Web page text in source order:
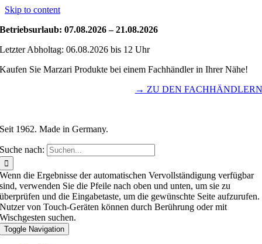
Skip to content
Betriebsurlaub: 07.08.2026 – 21.08.2026
Letzter Abholtag: 06.08.2026 bis 12 Uhr
Kaufen Sie Marzari Produkte bei einem Fachhändler in Ihrer Nähe!
→ ZU DEN FACHHÄNDLERN
Seit 1962. Made in Germany.
Suche nach:
Wenn die Ergebnisse der automatischen Vervollständigung verfügbar
sind, verwenden Sie die Pfeile nach oben und unten, um sie zu
überprüfen und die Eingabetaste, um die gewünschte Seite aufzurufen.
Nutzer von Touch-Geräten können durch Berührung oder mit
Wischgesten suchen.
Toggle Navigation